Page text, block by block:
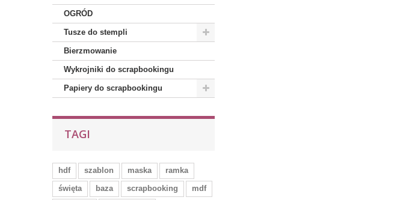
OGRÓD
Tusze do stempli
Bierzmowanie
Wykrojniki do scrapbookingu
Papiery do scrapbookingu
TAGI
hdf szablon maska
ramka
święta
baza scrapbooking
mdf